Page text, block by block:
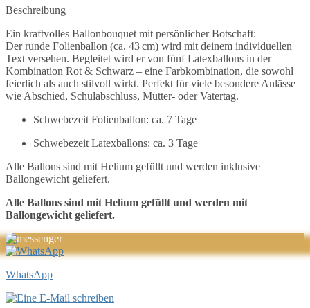
Beschreibung
Ein kraftvolles Ballonbouquet mit persönlicher Botschaft:
Der runde Folienballon (ca. 43 cm) wird mit deinem individuellen
Text versehen. Begleitet wird er von fünf Latexballons in der
Kombination Rot & Schwarz – eine Farbkombination, die sowohl
feierlich als auch stilvoll wirkt. Perfekt für viele besondere Anlässe
wie Abschied, Schulabschluss, Mutter- oder Vatertag.
Schwebezeit Folienballon: ca. 7 Tage
Schwebezeit Latexballons: ca. 3 Tage
Alle Ballons sind mit Helium gefüllt und werden inklusive
Ballongewicht geliefert.
Alle Ballons sind mit Helium gefüllt und werden mit
Ballongewicht geliefert.
WhatsApp